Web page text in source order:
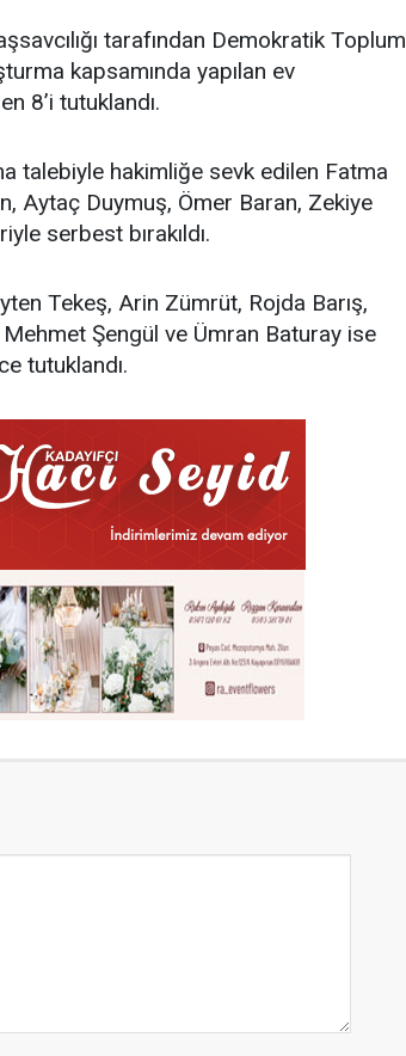
tarafından Demokratik Toplum
kapsamında yapılan ev
8’i tutuklandı.
talebiyle hakimliğe sevk edilen Fatma
Aytaç Duymuş, Ömer Baran, Zekiye
serbest bırakıldı.
Tekeş, Arin Zümrüt, Rojda Barış,
Şengül ve Ümran Baturay ise
tutuklandı.